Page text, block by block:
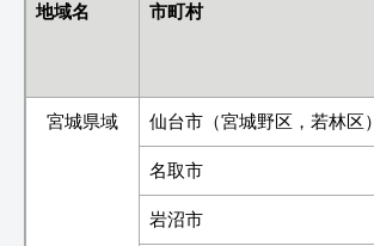
地域名
市町村
宮城県域 仙台市（宮城野区，若林区）
名取市
岩沼市